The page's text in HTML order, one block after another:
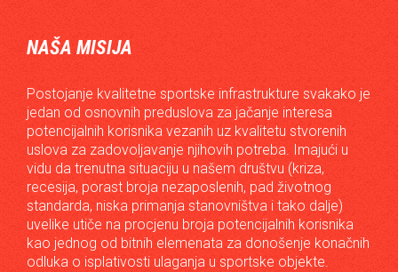
NAŠA MISIJA
Postojanje kvalitetne sportske infrastrukture svakako je
jedan od osnovnih preduslova za jačanje interesa
potencijalnih korisnika vezanih uz kvalitetu stvorenih
uslova za zadovoljavanje njihovih potreba. Imajući u
vidu da trenutna situaciju u našem društvu (kriza,
recesija, porast broja nezaposlenih, pad životnog
standarda, niska primanja stanovništva i tako dalje)
uvelike utiče na procjenu broja potencijalnih korisnika
kao jednog od bitnih elemenata za donošenje konačnih
odluka o isplativosti ulaganja u sportske objekte.